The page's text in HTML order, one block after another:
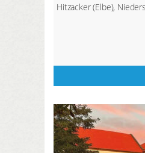
Hitzacker (Elbe),